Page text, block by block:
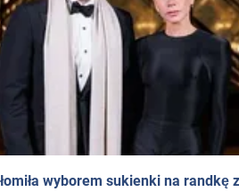
wyborem sukienki na randkę